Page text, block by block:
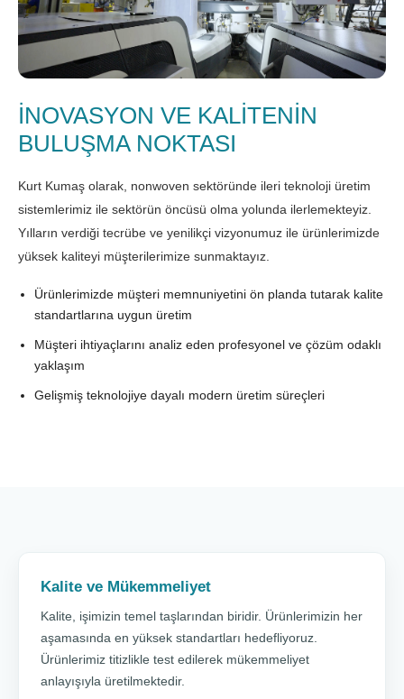
İNOVASYON VE KALİTENİN
BULUŞMA NOKTASI
Kurt Kumaş olarak, nonwoven sektöründe ileri teknoloji üretim
sistemlerimiz ile sektörün öncüsü olma yolunda ilerlemekteyiz.
Yılların verdiği tecrübe ve yenilikçi vizyonumuz ile ürünlerimizde
yüksek kaliteyi müşterilerimize sunmaktayız.
Ürünlerimizde müşteri memnuniyetini ön planda tutarak kalite
standartlarına uygun üretim
Müşteri ihtiyaçlarını analiz eden profesyonel ve çözüm odaklı
yaklaşım
Gelişmiş teknolojiye dayalı modern üretim süreçleri
Kalite ve Mükemmeliyet
Kalite, işimizin temel taşlarından biridir. Ürünlerimizin her
aşamasında en yüksek standartları hedefliyoruz.
Ürünlerimiz titizlikle test edilerek mükemmeliyet
anlayışıyla üretilmektedir.